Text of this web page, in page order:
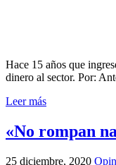
Hace 15 años que
dinero al sector. Por:
Leer más
«No rompan
25 diciembre, 2020